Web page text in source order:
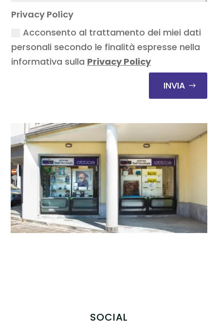
Privacy Policy
Acconsento al trattamento dei miei dati
personali secondo le finalità espresse nella
informativa sulla Privacy Policy
INVIA
SOCIAL